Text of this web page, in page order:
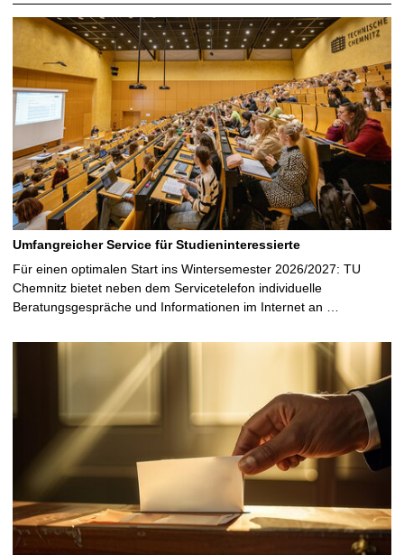
Umfangreicher Service für Studieninteressierte
Für einen optimalen Start ins Wintersemester 2026/2027: TU
Chemnitz bietet neben dem Servicetelefon individuelle
Beratungsgespräche und Informationen im Internet an …